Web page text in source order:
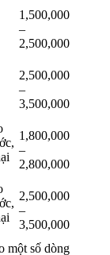
1,500,000
–
2,500,000
2,500,000
–
3,500,000
1,800,000
–
2,800,000
2,500,000
–
3,500,000
một số dòng